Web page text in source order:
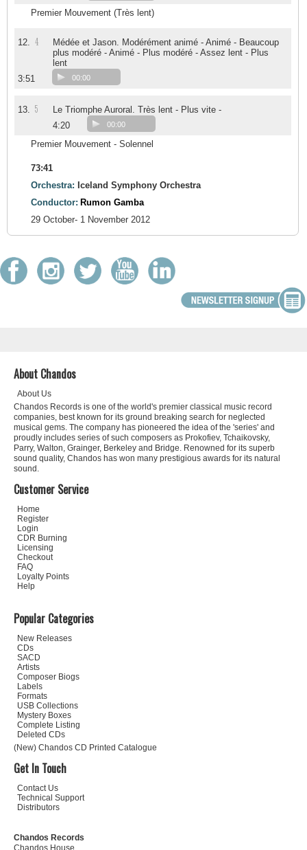
Premier Mouvement (Très lent)
12. 4
Médée et Jason. Modérément animé - Animé - Beaucoup
plus modéré - Animé - Plus modéré - Assez lent - Plus
lent
3:51
00:00
13. 5
Le Triomphe Auroral. Très lent - Plus vite -
4:20
00:00
Premier Mouvement - Solennel
73:41
Orchestra: Iceland Symphony Orchestra
Conductor: Rumon Gamba
29 October- 1 November 2012
About Chandos
About Us
Chandos Records is one of the world's premier classical music record
companies, best known for its ground breaking search for neglected
musical gems. The company has pioneered the idea of the 'series' and
proudly includes series of such composers as Prokofiev, Tchaikovsky,
Parry, Walton, Grainger, Berkeley and Bridge. Renowned for its superb
sound quality, Chandos has won many prestigious awards for its natural
sound.
Customer Service
Home
Register
Login
CDR Burning
Licensing
Checkout
FAQ
Loyalty Points
Help
Popular Categories
New Releases
CDs
SACD
Artists
Composer Biogs
Labels
Formats
USB Collections
Mystery Boxes
Complete Listing
Deleted CDs
(New) Chandos CD Printed Catalogue
Get In Touch
Contact Us
Technical Support
Distributors
Chandos Records
Chandos House